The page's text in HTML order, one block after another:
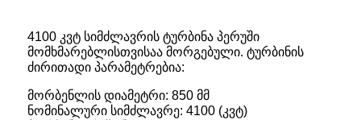
4100 კვტ სიმძლავრის ტურბინა პერუში
მომხმარებლისთვისაა მორგებული. ტურბინის
ძირითადი პარამეტრებია:
მორბენლის დიამეტრი: 850 მმ
ნომინალური სიმძლავრე: 4100 (კვტ)